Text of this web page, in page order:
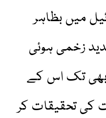
میں بظاہر
زخمی ہوئی
تک اس کے
کی تحقیقات کر